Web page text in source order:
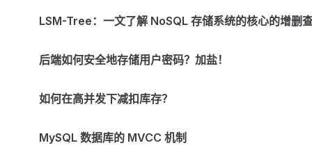
LSM-Tree：一文了解 NoSQL 存储系统的核心的增删
后端如何安全地存储用户密码？加盐！
如何在高并发下减扣库存？
MySQL 数据库的 MVCC 机制